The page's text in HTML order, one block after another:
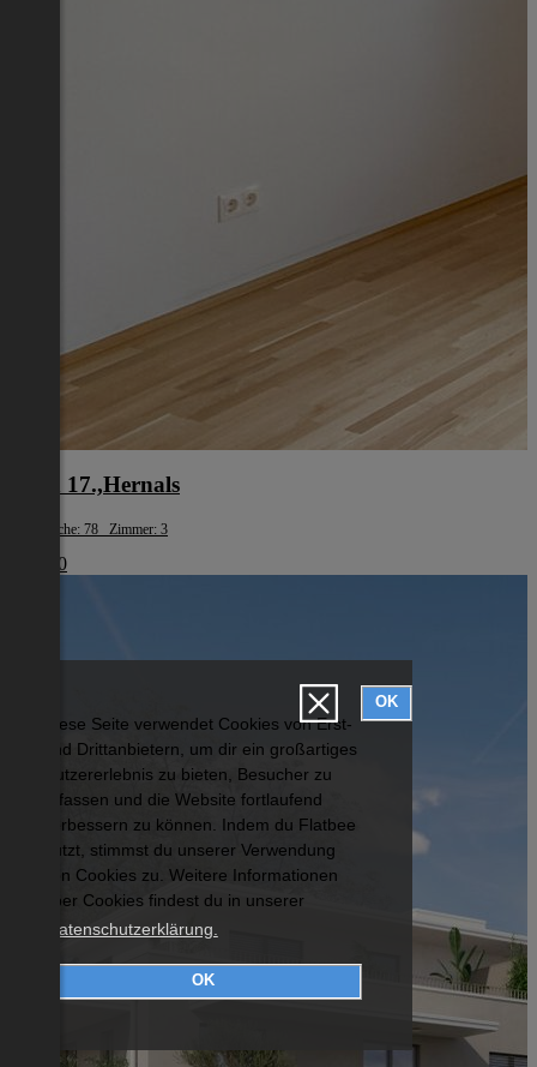
Diese Seite verwendet Cookies von Erst-
und Drittanbietern, um dir ein großartiges
Nutzererlebnis zu bieten, Besucher zu
erfassen und die Website fortlaufend
verbessern zu können. Indem du Flatbee
nutzt, stimmst du unserer Verwendung
von Cookies zu. Weitere Informationen
über Cookies findest du in unserer
Datenschutzerklärung.
OK
OK
Wien 17.,Hernals
Wohnfläche: 78 Zimmer: 3
€ 1.980